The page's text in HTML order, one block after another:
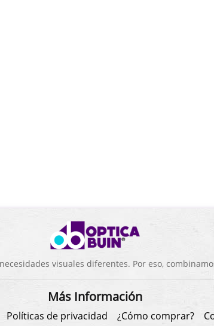
visuales diferentes. Por eso,
Más Información
Políticas de privacidad ¿Cómo comprar?